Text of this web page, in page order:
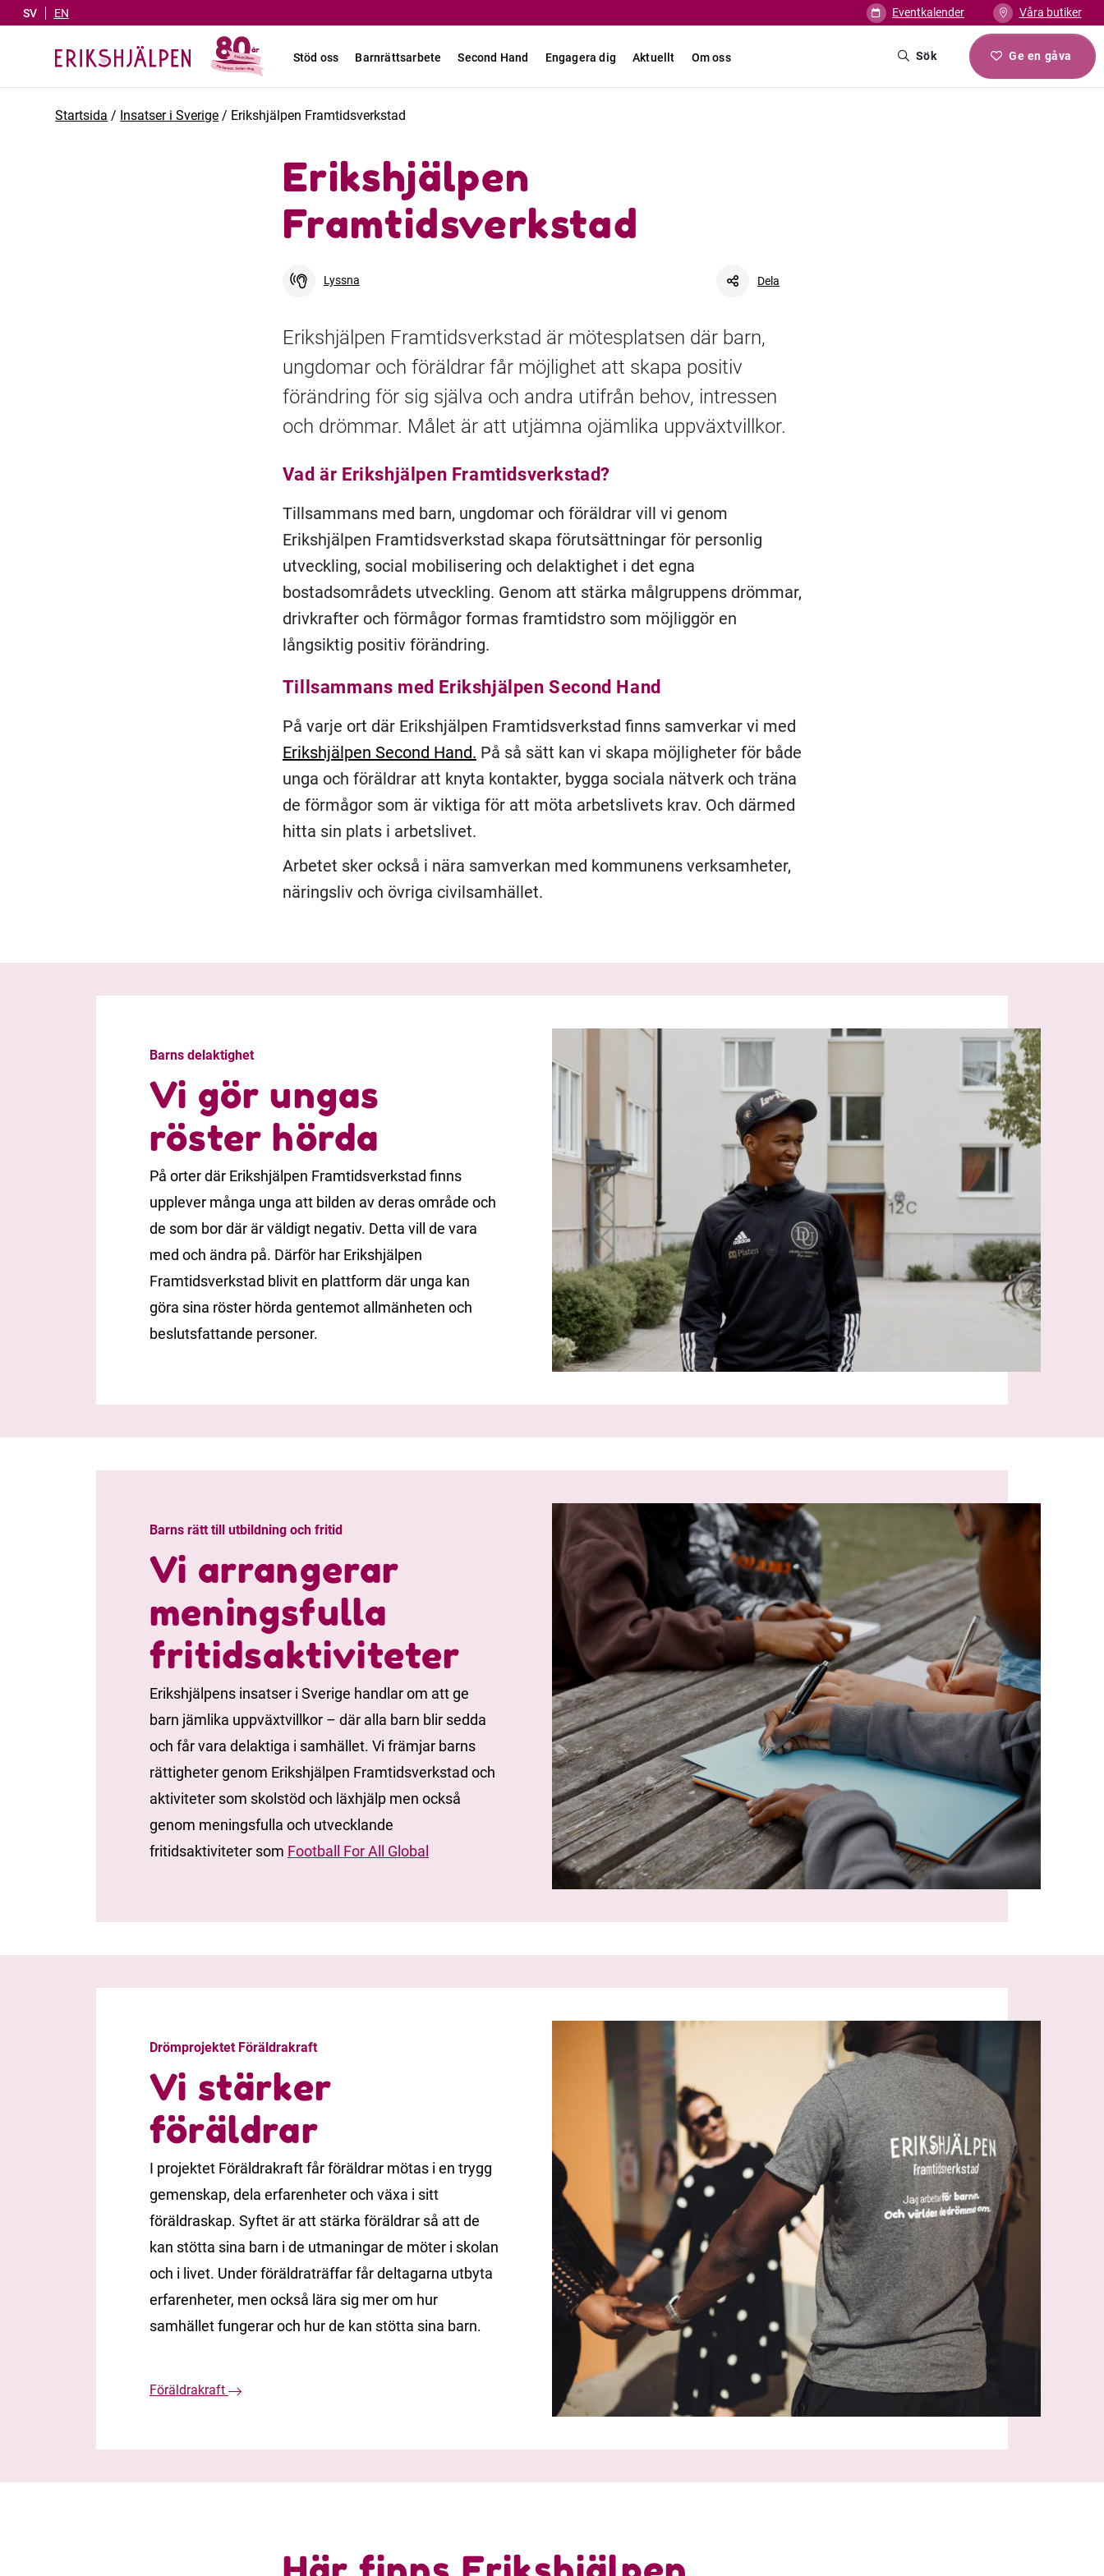
SV EN Eventkalender Våra butiker
Stöd oss Barnrättsarbete Second Hand Engagera dig Aktuellt Om oss Sök Ge en gåva
Startsida / Insatser i Sverige / Erikshjälpen Framtidsverkstad
Erikshjälpen
Framtidsverkstad
Lyssna Dela
Facebook
Erikshjälpen Framtidsverkstad är mötesplatsen där barn,
ungdomar och föräldrar får möjlighet att skapa positiv
förändring för sig själva och andra utifrån behov, intressen
och drömmar. Målet är att utjämna ojämlika uppväxtvillkor.
Vad är Erikshjälpen Framtidsverkstad?
Tillsammans med barn, ungdomar och föräldrar vill vi genom
Erikshjälpen Framtidsverkstad skapa förutsättningar för personlig
utveckling, social mobilisering och delaktighet i det egna
bostadsområdets utveckling. Genom att stärka målgruppens drömmar,
drivkrafter och förmågor formas framtidstro som möjliggör en
långsiktig positiv förändring.
Tillsammans med Erikshjälpen Second Hand
På varje ort där Erikshjälpen Framtidsverkstad finns samverkar vi med
Erikshjälpen Second Hand. På så sätt kan vi skapa möjligheter för både
unga och föräldrar att knyta kontakter, bygga sociala nätverk och träna
de förmågor som är viktiga för att möta arbetslivets krav. Och därmed
hitta sin plats i arbetslivet.
Arbetet sker också i nära samverkan med kommunens verksamheter,
näringsliv och övriga civilsamhället.
Barns delaktighet
Vi gör ungas
röster hörda
På orter där Erikshjälpen Framtidsverkstad finns
upplever många unga att bilden av deras område och
de som bor där är väldigt negativ. Detta vill de vara
med och ändra på. Därför har Erikshjälpen
Framtidsverkstad blivit en plattform där unga kan
göra sina röster hörda gentemot allmänheten och
beslutsfattande personer.
Barns rätt till utbildning och fritid
Vi arrangerar
meningsfulla
fritidsaktiviteter
Erikshjälpens insatser i Sverige handlar om att ge
barn jämlika uppväxtvillkor – där alla barn blir sedda
och får vara delaktiga i samhället. Vi främjar barns
rättigheter genom Erikshjälpen Framtidsverkstad och
aktiviteter som skolstöd och läxhjälp men också
genom meningsfulla och utvecklande
fritidsaktiviteter som Football For All Global
Drömprojektet Föräldrakraft
Vi stärker
föräldrar
I projektet Föräldrakraft får föräldrar mötas i en trygg
gemenskap, dela erfarenheter och växa i sitt
föräldraskap. Syftet är att stärka föräldrar så att de
kan stötta sina barn i de utmaningar de möter i skolan
och i livet. Under föräldraträffar får deltagarna utbyta
erfarenheter, men också lära sig mer om hur
samhället fungerar och hur de kan stötta sina barn.
Föräldrakraft